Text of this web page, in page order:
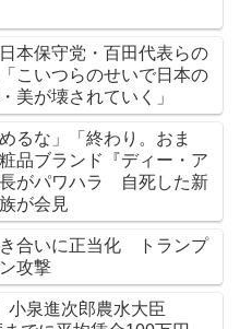
本保守党・百田代表らの
こいつらのせいで日本の
美が壊されていく」
るな」「終わり。おま
品ブランド『ディー・ア
がパワハラ 自死した新
が会見
合いに正当化 トランプ
攻撃
小泉進次郎農水大臣